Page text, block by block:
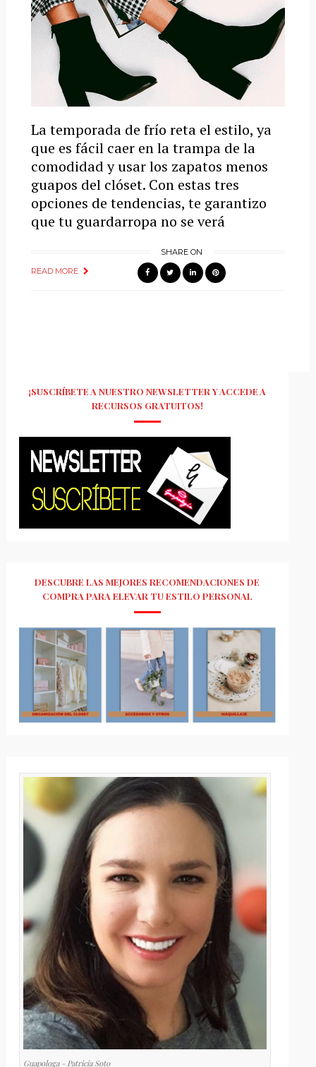
La temporada de frío reta el estilo, ya
que es fácil caer en la trampa de la
comodidad y usar los zapatos menos
guapos del clóset. Con estas tres
opciones de tendencias, te garantizo
que tu guardarropa no se verá
READ MORE
SHARE ON
¡SUSCRÍBETE A NUESTRO NEWSLETTER Y ACCEDE A
RECURSOS GRATUITOS!
DESCUBRE LAS MEJORES RECOMENDACIONES DE
COMPRA PARA ELEVAR TU ESTILO PERSONAL
Guapologa - Patricia Soto